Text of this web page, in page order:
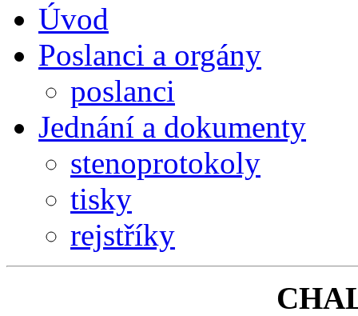
Úvod
Poslanci a orgány
poslanci
Jednání a dokumenty
stenoprotokoly
tisky
rejstříky